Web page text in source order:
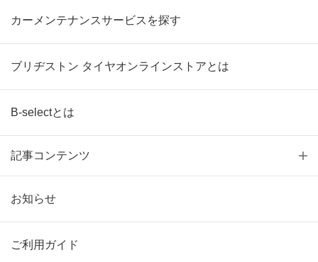
カーメンテナンスサービスを探す
ブリヂストン タイヤオンラインストアとは
B-selectとは
記事コンテンツ
お知らせ
ご利用ガイド